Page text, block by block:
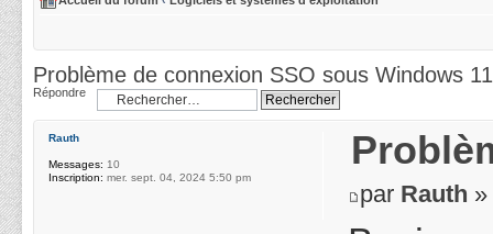
Problème de connexion SSO sous Windows 11
Répondre
par Rauth
Rauth
Messages: 10
Inscription: mer. sept. 04, 2024 5:50 pm